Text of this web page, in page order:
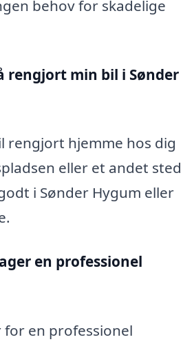
behov for skadelige
rengjort min bil i Sønder
rengjort hjemme hos dig
eller et andet sted
i Sønder Hygum eller
en professionel
en professionel